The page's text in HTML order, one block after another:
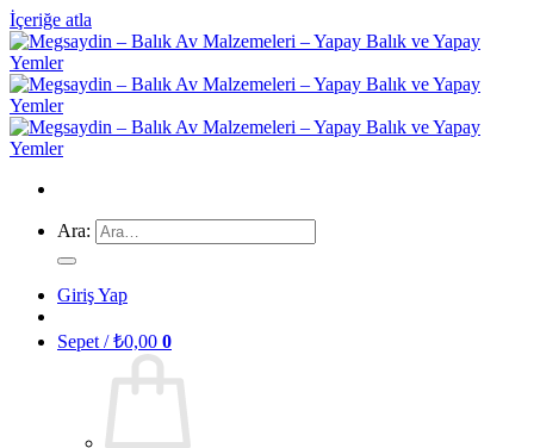
İçeriğe atla
Ara:
Giriş Yap
Sepet /₺0,00 0